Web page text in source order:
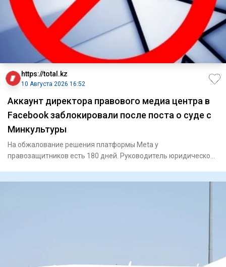
https://total.kz
10 Августа 2026 16:52
Аккаунт директора правового медиа центра в
Facebook заблокировали после поста о суде с
Минкультуры
На обжалование решения платформы Meta у
правозащитников есть 180 дней. Руководитель юридической